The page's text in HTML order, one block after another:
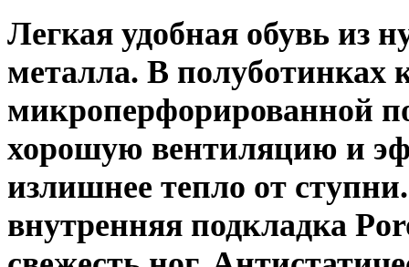
Легкая удобная обувь из
металла. В полуботинках
микроперфорированной
хорошую вентиляцию и
излишнее тепло от
внутренняя подкладка